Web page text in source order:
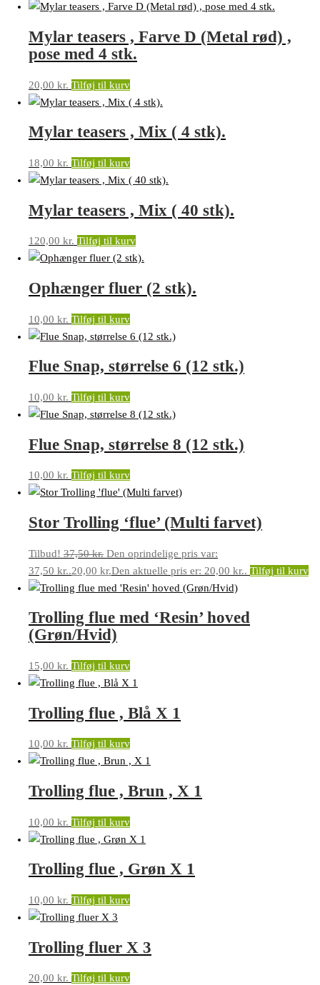
Mylar teasers , Farve D (Metal rød) ,
pose med 4 stk.
20,00 kr. Tilføj til kurv
Mylar teasers , Mix ( 4 stk).
18,00 kr. Tilføj til kurv
Mylar teasers , Mix ( 40 stk).
120,00 kr. Tilføj til kurv
Ophænger fluer (2 stk).
10,00 kr. Tilføj til kurv
Flue Snap, størrelse 6 (12 stk.)
10,00 kr. Tilføj til kurv
Flue Snap, størrelse 8 (12 stk.)
10,00 kr. Tilføj til kurv
Stor Trolling ‘flue’ (Multi farvet)
Tilbud! 37,50kr. Den oprindelige pris var:
37,50 kr..20,00 kr.Den aktuelle pris er: 20,00 kr.. Tilføj til kurv
Trolling flue med ‘Resin’ hoved
(Grøn/Hvid)
15,00 kr. Tilføj til kurv
Trolling flue , Blå X 1
10,00 kr. Tilføj til kurv
Trolling flue , Brun , X 1
10,00 kr. Tilføj til kurv
Trolling flue , Grøn X 1
10,00 kr. Tilføj til kurv
Trolling fluer X 3
20,00 kr. Tilføj til kurv